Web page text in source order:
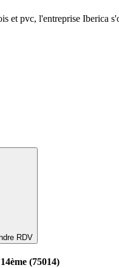
et pvc, l'entreprise Iberica
RDV
(75014)